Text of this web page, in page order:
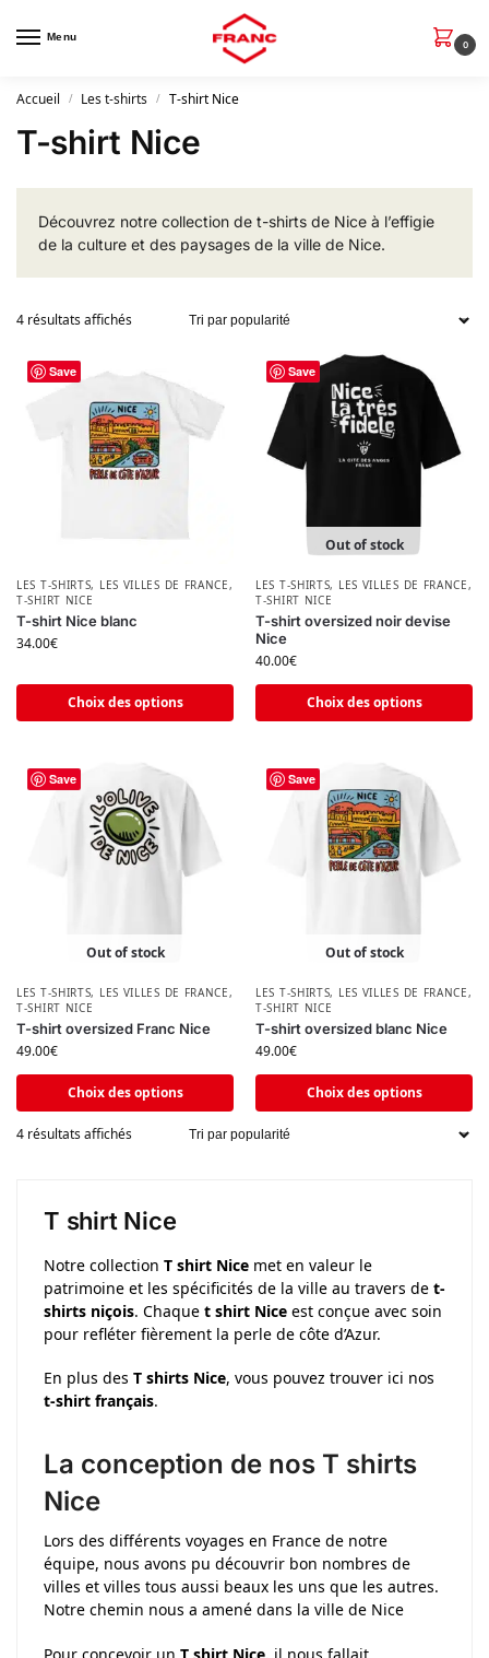
Menu
0
Accueil / Les t-shirts / T-shirt Nice
T-shirt Nice
Découvrez notre collection de t-shirts de Nice à l’effigie
de la culture et des paysages de la ville de Nice.
4 résultats affichés
Save
LES T-SHIRTS, LES VILLES DE FRANCE,
T-SHIRT NICE
T-shirt Nice blanc
34.00€
Choix des options
Save
Out of stock
LES T-SHIRTS, LES VILLES DE FRANCE,
T-SHIRT NICE
T-shirt oversized noir devise
Nice
40.00€
Choix des options
Save
Out of stock
LES T-SHIRTS, LES VILLES DE FRANCE,
T-SHIRT NICE
T-shirt oversized Franc Nice
49.00€
Choix des options
Save
Out of stock
LES T-SHIRTS, LES VILLES DE FRANCE,
T-SHIRT NICE
T-shirt oversized blanc Nice
49.00€
Choix des options
4 résultats affichés
T shirt Nice
Notre collection T shirt Nice met en valeur le
patrimoine et les spécificités de la ville au travers de t-
shirts niçois. Chaque t shirt Nice est conçue avec soin
pour refléter fièrement la perle de côte d’Azur.
En plus des T shirts Nice, vous pouvez trouver ici nos
t-shirt français.
La conception de nos T shirts
Nice
Lors des différents voyages en France de notre
équipe, nous avons pu découvrir bon nombres de
villes et villes tous aussi beaux les uns que les autres.
Notre chemin nous a amené dans la ville de Nice